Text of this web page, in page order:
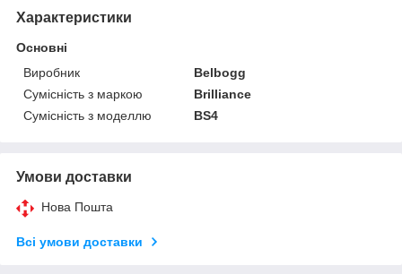
Характеристики
Основні
Виробник
Belbogg
Сумісність з маркою
Brilliance
Сумісність з моделлю
BS4
Умови доставки
Нова Пошта
Всі умови доставки